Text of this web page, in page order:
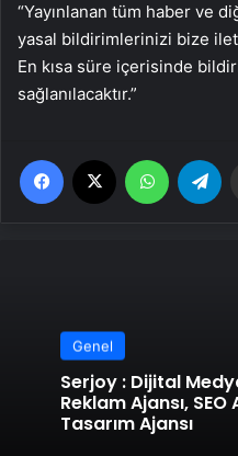
“Yayınlanan tüm haber ve
yasal bildirimlerinizi bize
En kısa süre içerisinde
sağlanılacaktır.”
Facebook WhatsApp
Genel
Serjoy : Dijital Medya Ajansı, Google
Reklam Ajansı, SEO
Tasarım Ajansı